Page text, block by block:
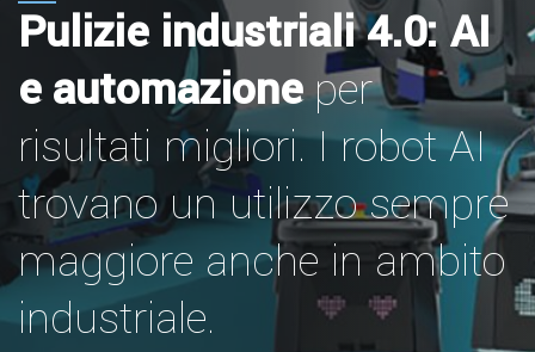
Pulizie industriali 4.0: AI
e automazioneper
risultati migliori. I robot AI
trovano un utilizzo sempre
maggiore anche in ambito
industriale.